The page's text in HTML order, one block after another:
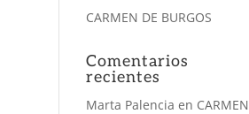
CARMEN DE BURGOS
Comentarios
recientes
Marta Palencia en CARMEN